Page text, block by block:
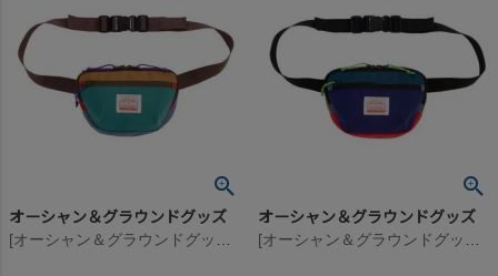
オーシャン＆グラウンドグッズ オーシャン＆グラウンドグッズ